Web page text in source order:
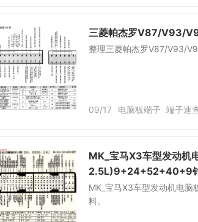
三菱帕杰罗V87/V93/
整理三菱帕杰罗V87/V93/
09/17 电脑板端子 端子速
MK_宝马X3车型发动机
2.5L)9+24+52+40+9
MK_宝马X3车型发动机电
料。